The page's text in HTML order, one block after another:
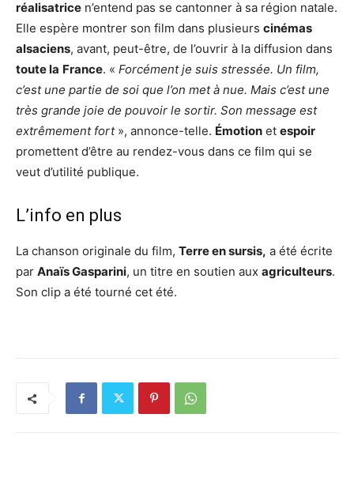
réalisatrice n’entend pas se cantonner à sa région natale.
Elle espère montrer son film dans plusieurs cinémas
alsaciens, avant, peut-être, de l’ouvrir à la diffusion dans
toute la France. « Forcément je suis stressée. Un film,
c’est une partie de soi que l’on met à nue. Mais c’est une
très grande joie de pouvoir le sortir. Son message est
extrêmement fort», annonce-telle. Émotion et espoir
promettent d’être au rendez-vous dans ce film qui se
veut d’utilité publique.
L’info en plus
La chanson originale du film, Terre en sursis, a été écrite
par Anaïs Gasparini, un titre en soutien aux agriculteurs.
Son clip a été tourné cet été.